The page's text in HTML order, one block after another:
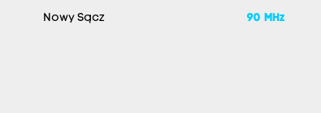
Nowy Sącz 90 MHz